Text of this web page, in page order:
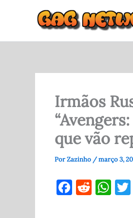
conteúdo
Irmãos
que vão
PorZazinho /março 3,
F R W